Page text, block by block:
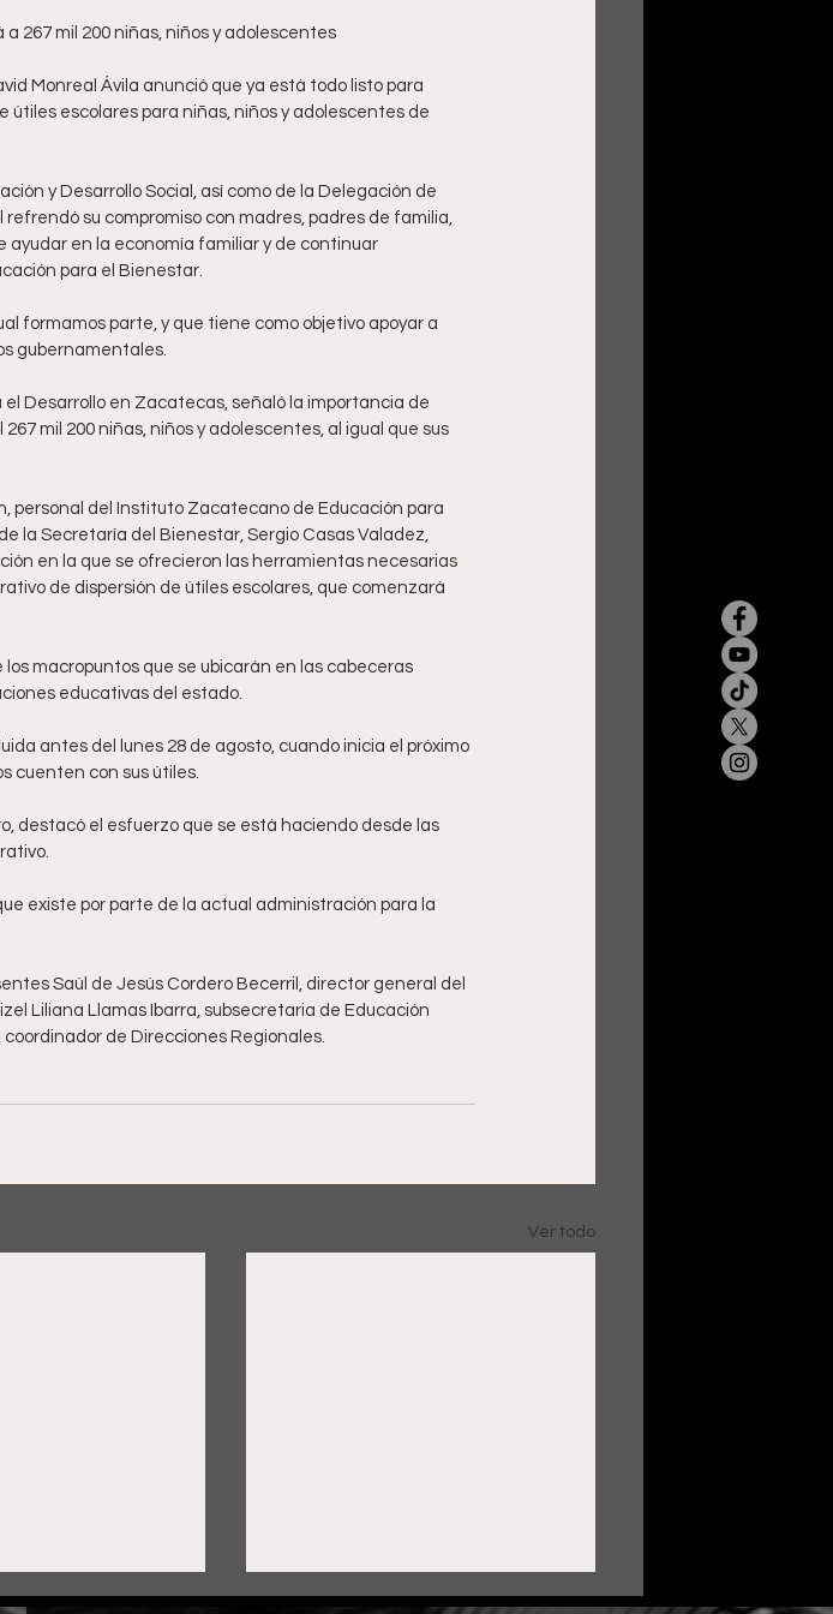
267 mil 200 niñas, niños y adolescentes
Monreal Ávila anunció que ya está todo listo para
escolares para niñas, niños y adolescentes de
y Desarrollo Social, así como de la Delegación de
su compromiso con madres, padres de familia,
ayudar en la economía familiar y de continuar
para el Bienestar.
formamos parte, y que tiene como objetivo apoyar a
gubernamentales.
Desarrollo en Zacatecas, señaló la importancia de
mil 200 niñas, niños y adolescentes, al igual que sus
personal del Instituto Zacatecano de Educación para
la Secretaría del Bienestar, Sergio Casas Valadez,
en la que se ofrecieron las herramientas necesarias
de dispersión de útiles escolares, que comenzará
macropuntos que se ubicarán en las cabeceras
educativas del estado.
antes del lunes 28 de agosto, cuando inicia el próximo
cuenten con sus útiles.
destacó el esfuerzo que se está haciendo desde las
existe por parte de la actual administración para la
Saúl de Jesús Cordero Becerril, director general del
Liliana Llamas Ibarra, subsecretaria de Educación
de Direcciones Regionales.
Ver todo